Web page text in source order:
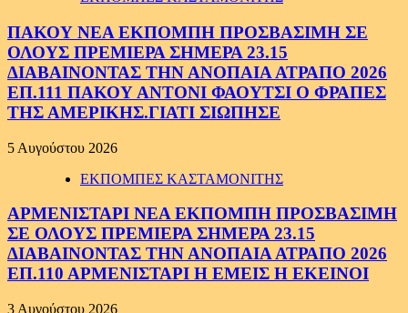
ΠΑΚΟΥ ΝΕΑ ΕΚΠΟΜΠΗ ΠΡΟΣΒΑΣΙΜΗ ΣΕ
ΟΛΟΥΣ ΠΡΕΜΙΕΡΑ ΣΗΜΕΡΑ 23.15
ΔΙΑΒΑΙΝΟΝΤΑΣ ΤΗΝ ΑΝΟΠΑΙΑ ΑΤΡΑΠΟ 2026
ΕΠ.111 ΠΑΚΟΥ ΑΝΤΟΝΙ ΦΑΟΥΤΣΙ Ο ΦΡΑΠΕΣ
ΤΗΣ ΑΜΕΡΙΚΗΣ.ΓΙΑΤΙ ΣΙΩΠΗΣΕ
5 Αυγούστου 2026
ΕΚΠΟΜΠΕΣ ΚΑΣΤΑΜΟΝΙΤΗΣ
ΑΡΜΕΝΙΣΤΑΡΙ ΝΕΑ ΕΚΠΟΜΠΗ ΠΡΟΣΒΑΣΙΜΗ
ΣΕ ΟΛΟΥΣ ΠΡΕΜΙΕΡΑ ΣΗΜΕΡΑ 23.15
ΔΙΑΒΑΙΝΟΝΤΑΣ ΤΗΝ ΑΝΟΠΑΙΑ ΑΤΡΑΠΟ 2026
ΕΠ.110 ΑΡΜΕΝΙΣΤΑΡΙ Η ΕΜΕΙΣ Η ΕΚΕΙΝΟΙ
3 Αυγούστου 2026